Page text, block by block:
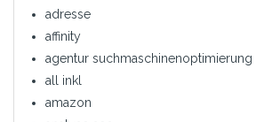
adresse
affinity
agentur suchmaschinenoptimierung
all inkl
amazon